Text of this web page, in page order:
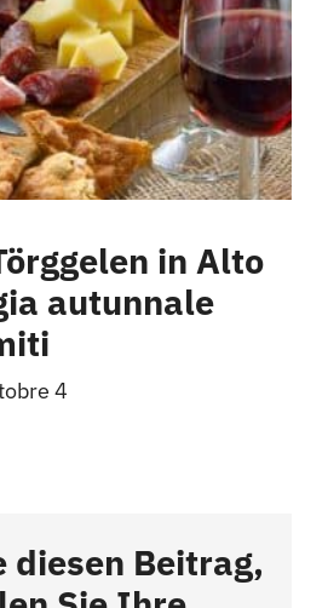
in Alto
autunnale
4
diesen Beitrag,